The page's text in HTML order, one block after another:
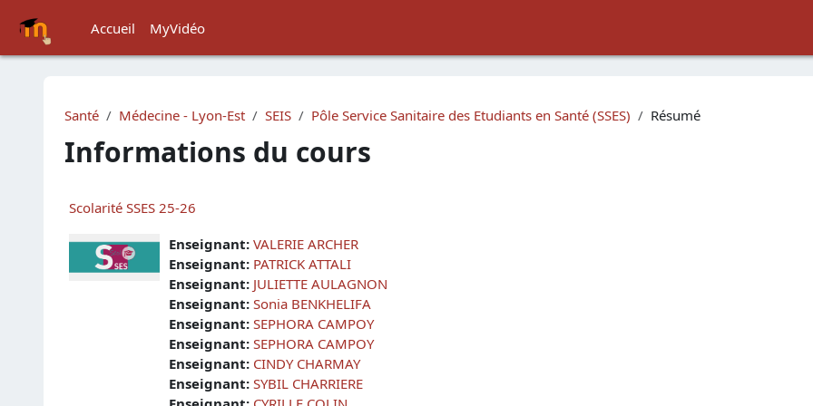
Accueil
MyVidéo
Santé Médecine - Lyon-Est SEIS Pôle Service Sanitaire des Etudiants en Santé (SSES) Résumé
Informations du cours
Scolarité SSES 25-26
Enseignant: VALERIE ARCHER
Enseignant: PATRICK ATTALI
Enseignant: JULIETTE AULAGNON
Enseignant: Sonia BENKHELIFA
Enseignant: SEPHORA CAMPOY
Enseignant: SEPHORA CAMPOY
Enseignant: CINDY CHARMAY
Enseignant: SYBIL CHARRIERE